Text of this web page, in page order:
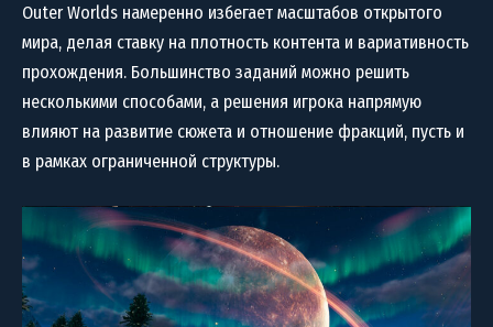
Outer Worlds намеренно избегает масштабов открытого
мира, делая ставку на плотность контента и вариативность
прохождения. Большинство заданий можно решить
несколькими способами, а решения игрока напрямую
влияют на развитие сюжета и отношение фракций, пусть и
в рамках ограниченной структуры.